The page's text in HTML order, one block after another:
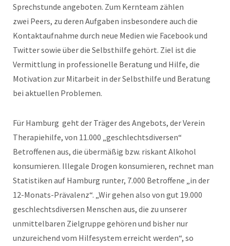
Sprechstunde angeboten. Zum Kernteam zählen
zwei Peers, zu deren Aufgaben insbesondere auch die
Kontaktaufnahme durch neue Medien wie Facebook und
Twitter sowie über die Selbsthilfe gehört. Ziel ist die
Vermittlung in professionelle Beratung und Hilfe, die
Motivation zur Mitarbeit in der Selbsthilfe und Beratung
bei aktuellen Problemen.
Für Hamburg geht der Träger des Angebots, der Verein
Therapiehilfe, von 11.000 „geschlechtsdiversen“
Betroffenen aus, die übermäßig bzw. riskant Alkohol
konsumieren. Illegale Drogen konsumieren, rechnet man
Statistiken auf Hamburg runter, 7.000 Betroffene „in der
12-Monats-Prävalenz“. „Wir gehen also von gut 19.000
geschlechtsdiversen Menschen aus, die zu unserer
unmittelbaren Zielgruppe gehören und bisher nur
unzureichend vom Hilfesystem erreicht werden“, so